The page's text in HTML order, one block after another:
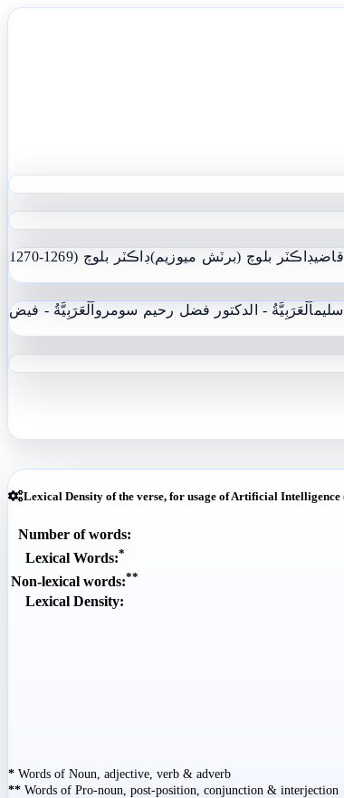
ڊاڪٽر بلوچ (برٽش ميوزيم)
ڊاڪٽر بلوچ (1269-1270
اَلْعَرَبِيَّةُ - الدکتور فضل رحیم سومرو اَلْعَرَبِيَّةُ - فيض
Lexical Density of the verse, for usage of Artificial
Number of words:
Lexical Words:*
Non-lexical words:**
Lexical Density:
* Words of Noun, adjective, verb & adverb
** Words of Pro-noun, post-position, conjunction & interjection